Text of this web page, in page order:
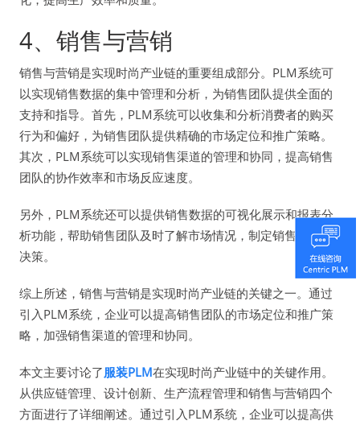
4、销售与营销
销售与营销是实现时尚产业链的重要组成部分。PLM系统可
以实现销售数据的集中管理和分析，为销售团队提供全面的
支持和指导。首先，PLM系统可以收集和分析消费者的购买
行为和偏好，为销售团队提供精确的市场定位和推广策略。
其次，PLM系统可以实现销售渠道的管理和协同，提高销售
团队的协作效率和市场反应速度。
另外，PLM系统还可以提供销售数据的可视化展示和报表分
析功能，帮助销售团队及时了解市场情况，制定销售策略和
决策。
综上所述，销售与营销是实现时尚产业链的关键之一。通过
引入PLM系统，企业可以提高销售团队的市场定位和推广策
略，加强销售渠道的管理和协同。
本文主要讨论了服装PLM在实现时尚产业链中的关键作用。
从供应链管理、设计创新、生产流程管理和销售与营销四个
方面进行了详细阐述。通过引入PLM系统，企业可以提高供